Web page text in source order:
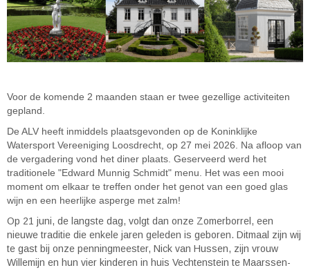
Voor de komende 2 maanden staan er twee gezellige activiteiten
gepland.
De ALV heeft inmiddels plaatsgevonden op de Koninklijke
Watersport Vereeniging Loosdrecht, op 27 mei 2026. Na afloop van
de vergadering vond het diner plaats. Geserveerd werd het
traditionele "Edward Munnig Schmidt" menu. Het was een mooi
moment om elkaar te treffen onder het genot van een goed glas
wijn en een heerlijke asperge met zalm!
Op 21 juni, de langste dag, volgt dan onze Zomerborrel, een
nieuwe traditie die enkele jaren geleden is geboren. Ditmaal zijn wij
te gast bij onze penningmeester, Nick van Hussen, zijn vrouw
Willemijn en hun vier kinderen in huis Vechtenstein te Maarssen-